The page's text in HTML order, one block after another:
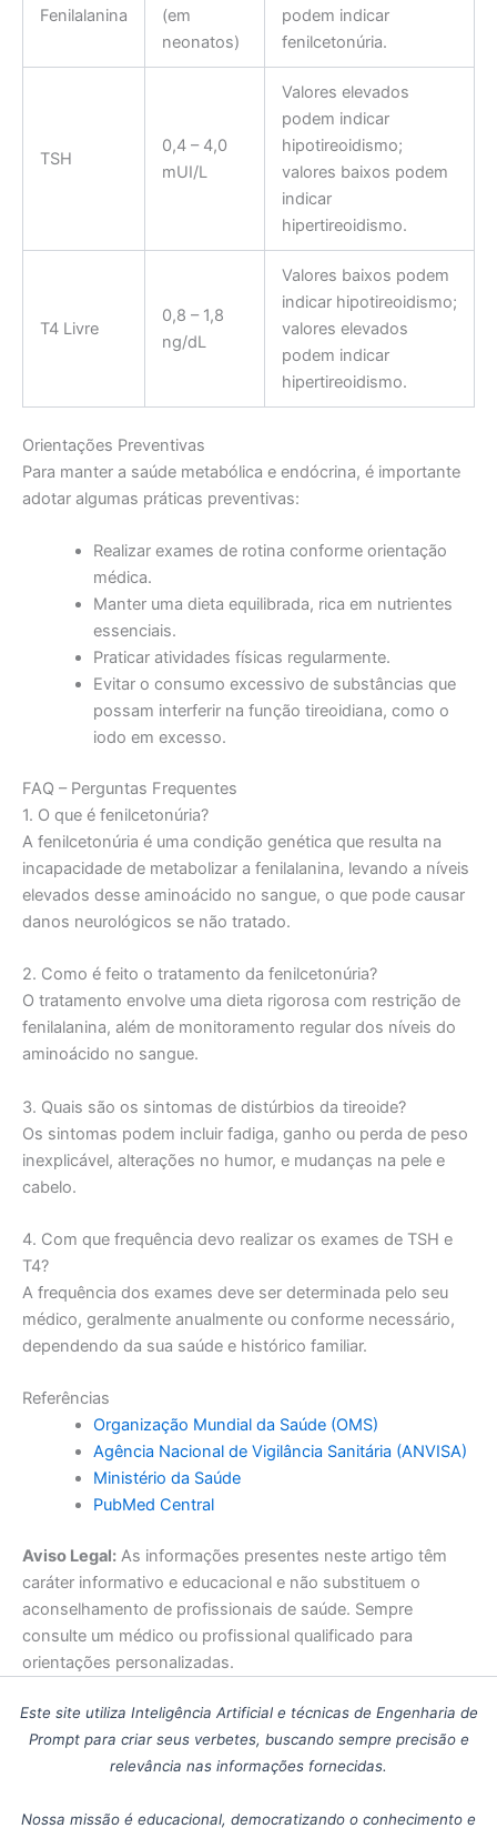
Fenilalanina
(em
neonatos)
podem indicar
fenilcetonúria.
TSH
0,4 – 4,0
mUI/L
Valores elevados
podem indicar
hipotireoidismo;
valores baixos podem
indicar
hipertireoidismo.
T4 Livre
0,8 – 1,8
ng/dL
Valores baixos podem
indicar hipotireoidismo;
valores elevados
podem indicar
hipertireoidismo.
Orientações Preventivas
Para manter a saúde metabólica e endócrina, é importante
adotar algumas práticas preventivas:
Realizar exames de rotina conforme orientação
médica.
Manter uma dieta equilibrada, rica em nutrientes
essenciais.
Praticar atividades físicas regularmente.
Evitar o consumo excessivo de substâncias que
possam interferir na função tireoidiana, como o
iodo em excesso.
FAQ – Perguntas Frequentes
1. O que é fenilcetonúria?
A fenilcetonúria é uma condição genética que resulta na
incapacidade de metabolizar a fenilalanina, levando a níveis
elevados desse aminoácido no sangue, o que pode causar
danos neurológicos se não tratado.
2. Como é feito o tratamento da fenilcetonúria?
O tratamento envolve uma dieta rigorosa com restrição de
fenilalanina, além de monitoramento regular dos níveis do
aminoácido no sangue.
3. Quais são os sintomas de distúrbios da tireoide?
Os sintomas podem incluir fadiga, ganho ou perda de peso
inexplicável, alterações no humor, e mudanças na pele e
cabelo.
4. Com que frequência devo realizar os exames de TSH e
T4?
A frequência dos exames deve ser determinada pelo seu
médico, geralmente anualmente ou conforme necessário,
dependendo da sua saúde e histórico familiar.
Referências
Organização Mundial da Saúde (OMS)
Agência Nacional de Vigilância Sanitária (ANVISA)
Ministério da Saúde
PubMed Central
Aviso Legal: As informações presentes neste artigo têm
caráter informativo e educacional e não substituem o
aconselhamento de profissionais de saúde. Sempre
consulte um médico ou profissional qualificado para
orientações personalizadas.
Este site utiliza Inteligência Artificial e técnicas de Engenharia de
Prompt para criar seus verbetes, buscando sempre precisão e
relevância nas informações fornecidas.
Nossa missão é educacional, democratizando o conhecimento e